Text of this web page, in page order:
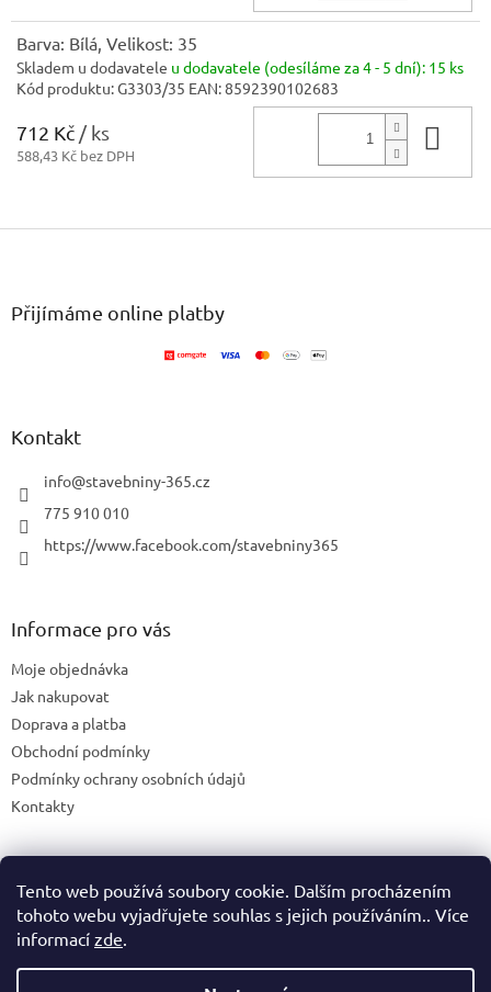
Tento web používá soubory cookie. Dalším procházením
tohoto webu vyjadřujete souhlas s jejich používáním.. Více
informací zde.
Barva: Bílá, Velikost: 35
Skladem u dodavatele u dodavatele (odesíláme za 4 - 5 dní): 15 ks
Kód produktu:G3303/35 EAN:8592390102683
712 Kč / ks
588,43 Kč bez DPH
Přijímáme online platby
Kontakt
info@stavebniny-365.cz
775 910 010
https://www.facebook.com/stavebniny365
Informace pro vás
Moje objednávka
Jak nakupovat
Doprava a platba
Obchodní podmínky
Podmínky ochrany osobních údajů
Kontakty
Blog